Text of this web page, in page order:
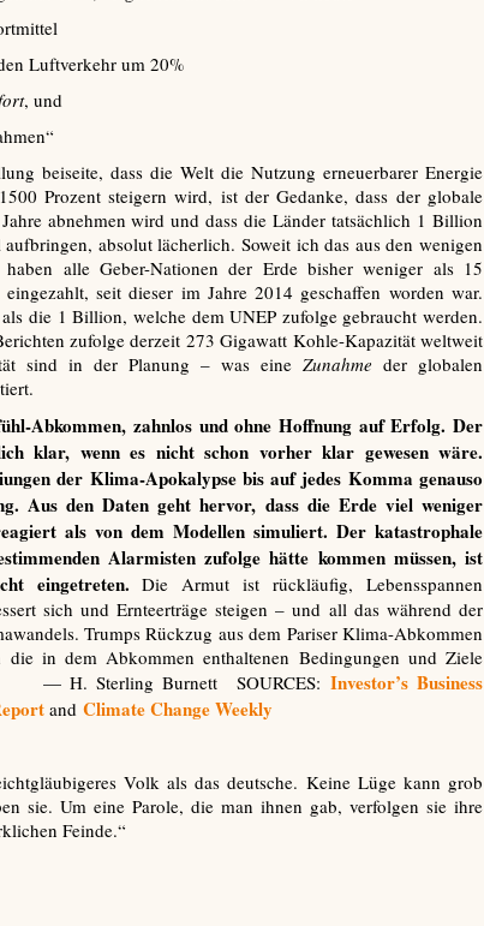
Luftverkehr um 20%
, und
beiseite, dass die Welt die Nutzung erneuerbarer Energie
Prozent steigern wird, ist der Gedanke, dass der globale
abnehmen wird und dass die Länder tatsächlich 1 Billion
absolut lächerlich. Soweit ich das aus den wenigen
alle Geber-Nationen der Erde bisher weniger als 15
seit dieser im Jahre 2014 geschaffen worden war.
die 1 Billion, welche dem UNEP zufolge gebraucht werden.
zufolge derzeit 273 Gigawatt Kohle-Kapazität weltweit
sind in der Planung – was eine Zunahme der globalen
Abkommen, zahnlos und ohne Hoffnung auf Erfolg. Der
klar, wenn es nicht schon vorher klar gewesen wäre.
der Klima-Apokalypse bis auf jedes Komma genauso
Aus den Daten geht hervor, dass die Erde viel weniger
als von dem Modellen simuliert. Der katastrophale
Alarmisten zufolge hätte kommen müssen, ist
eingetreten. Die Armut ist rückläufig, Lebensspannen
sich und Ernteerträge steigen – und all das während der
Trumps Rückzug aus dem Pariser Klima-Abkommen
in dem Abkommen enthaltenen Bedingungen und Ziele
— H. Sterling Burnett SOURCES: Investor’s Business
and Climate Change Weekly
Volk als das deutsche. Keine Lüge kann grob
sie. Um eine Parole, die man ihnen gab, verfolgen sie ihre
Feinde.“